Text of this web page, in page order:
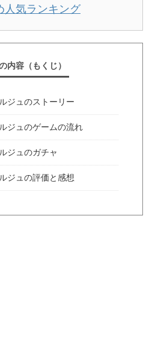
人気ランキング
内容（もくじ）
ジュのストーリー
ジュのゲームの流れ
ジュのガチャ
ジュの評価と感想